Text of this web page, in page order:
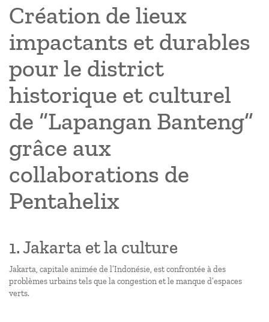
Création de lieux
impactants et durables
pour le district
historique et culturel
de “Lapangan Banteng”
grâce aux
collaborations de
Pentahelix
1. Jakarta et la culture
Jakarta, capitale animée de l’Indonésie, est confrontée à des
problèmes urbains tels que la congestion et le manque d’espaces
verts.